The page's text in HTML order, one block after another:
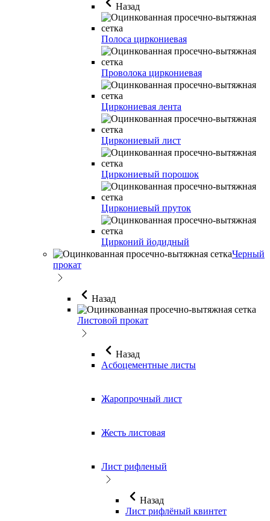
Назад
Полоса циркониевая
Проволока циркониевая
Циркониевая лента
Циркониевый лист
Циркониевый порошок
Циркониевый пруток
Цирконий йодидный
Черный
прокат
Назад
Листовой прокат
Назад
Асбоцементные листы
Жаропрочный лист
Жесть листовая
Лист рифленый
Назад
Лист рифлёный квинтет